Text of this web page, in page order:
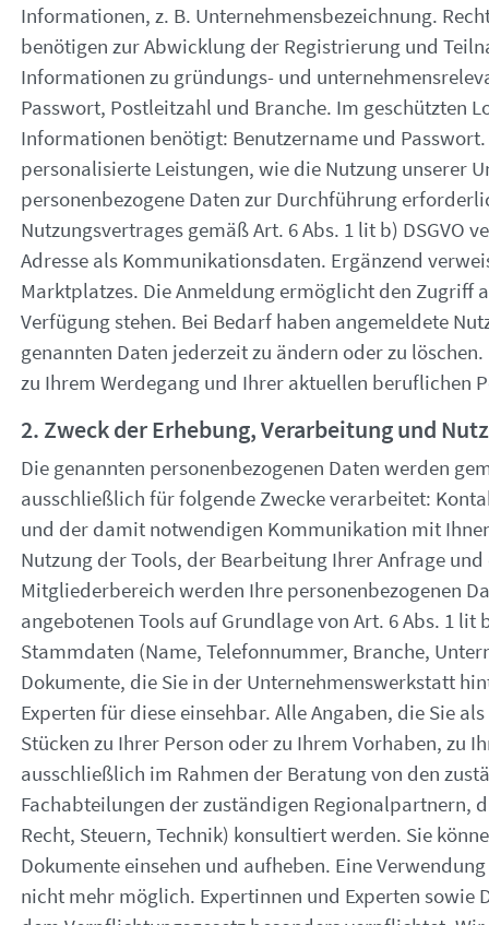
Informationen, z. B. Unternehmensbezeichnung.
benötigen zur Abwicklung der Registrierung und
Informationen zu gründungs- und
Passwort, Postleitzahl und Branche. Im geschützten
Informationen benötigt: Benutzername und
personalisierte Leistungen, wie die Nutzung unserer
personenbezogene Daten zur Durchführung
Nutzungsvertrages gemäß Art. 6 Abs. 1 lit b) DSGVO
Adresse als Kommunikationsdaten. Ergänzend
Marktplatzes. Die Anmeldung ermöglicht den Zugriff
Verfügung stehen. Bei Bedarf haben angemeldete
genannten Daten jederzeit zu ändern oder zu
zu Ihrem Werdegang und Ihrer aktuellen
2. Zweck der Erhebung, Verarbeitung und
Die genannten personenbezogenen Daten werden
ausschließlich für folgende Zwecke verarbeitet:
und der damit notwendigen Kommunikation mit
Nutzung der Tools, der Bearbeitung Ihrer Anfrage
Mitgliederbereich werden Ihre personenbezogenen
angebotenen Tools auf Grundlage von Art. 6 Abs. 1
Stammdaten (Name, Telefonnummer, Branche,
Dokumente, die Sie in der Unternehmenswerkstatt
Experten für diese einsehbar. Alle Angaben, die Sie
Stücken zu Ihrer Person oder zu Ihrem Vorhaben, zu
ausschließlich im Rahmen der Beratung von den
Fachabteilungen der zuständigen Regionalpartnern,
Recht, Steuern, Technik) konsultiert werden. Sie
Dokumente einsehen und aufheben. Eine
nicht mehr möglich. Expertinnen und Experten